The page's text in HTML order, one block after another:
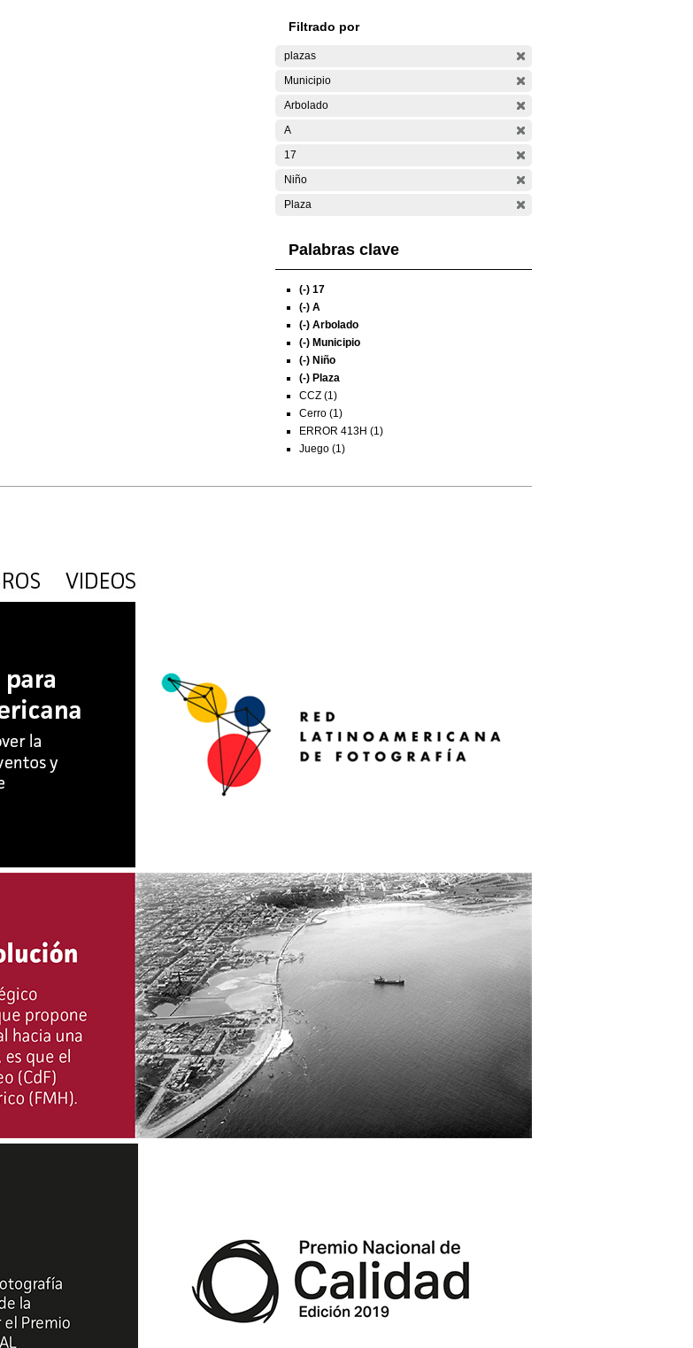
Filtrado por
plazas
Municipio
Arbolado
A
17
Niño
Plaza
Palabras clave
(-) 17
(-) A
(-) Arbolado
(-) Municipio
(-) Niño
(-) Plaza
CCZ (1)
Cerro (1)
ERROR 413H (1)
Juego (1)